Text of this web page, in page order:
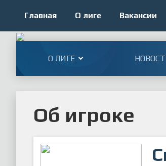
Главная О лиге Вакансии
О ЛИГЕ
Об игроке